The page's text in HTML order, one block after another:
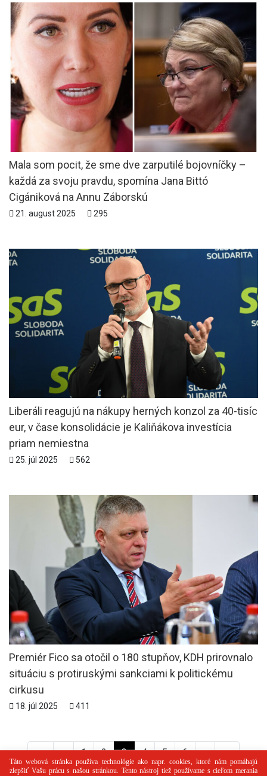
Mala som pocit, že sme dve zarputilé bojovníčky –
každá za svoju pravdu, spomína Jana Bittó
Cigániková na Annu Záborskú
21. august 2025 295
Liberáli reagujú na nákupy herných konzol za 40-tisíc
eur, v čase konsolidácie je Kaliňákova investícia
priam nemiestna
25. júl 2025 562
Premiér Fico sa otočil o 180 stupňov, KDH prirovnalo
situáciu s protiruskými sankciami k politickému
cirkusu
18. júl 2025 411
<< < 1 2 3 4 5 6 > >>